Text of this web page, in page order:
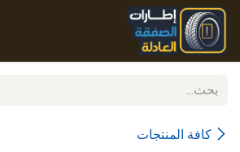
تخطي للذهاب إلى المحتوى
كافة المنتجات